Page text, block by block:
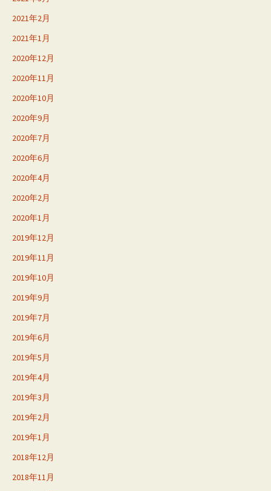
2021年2月
2021年1月
2020年12月
2020年11月
2020年10月
2020年9月
2020年7月
2020年6月
2020年4月
2020年2月
2020年1月
2019年12月
2019年11月
2019年10月
2019年9月
2019年7月
2019年6月
2019年5月
2019年4月
2019年3月
2019年2月
2019年1月
2018年12月
2018年11月